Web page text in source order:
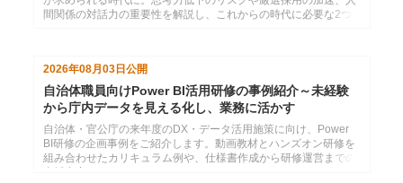
間関係の対話力の重要性を解説し、これからの時代に必要な2つ
2026年08月03日 公開
自治体職員向けPower BI活用研修の事例紹介～未経験
から庁内データを見える化し、業務に活かす
自治体・官公庁の来年度のDX・データ活用施策に向け、Power
BI研修の企画事例をご紹介します。動画教材とハンズオン研修を
組み合わせたカリキュラム例や、仕様書作成から研修運営までの